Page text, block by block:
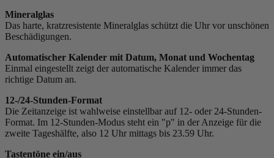
Mineralglas
Das harte, kratzresistente Mineralglas schützt die Uhr vor unschönen
Beschädigungen.
Automatischer Kalender mit Datum, Monat und Wochentag
Einmal eingestellt zeigt der automatische Kalender immer das
richtige Datum an.
12-/24-Stunden-Format
Die Zeitanzeige ist wahlweise einstellbar auf 12- oder 24-Stunden-
Format. Im 12-Stunden-Modus steht ein "p" in der Anzeige für die
zweite Tageshälfte, also 12 Uhr mittags bis 23.59 Uhr.
Tastentöne ein/aus